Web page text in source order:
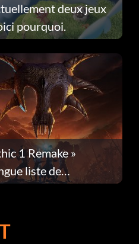
deux jeux
pourquoi.
1 Remake »
liste de
à jour 1.0.4